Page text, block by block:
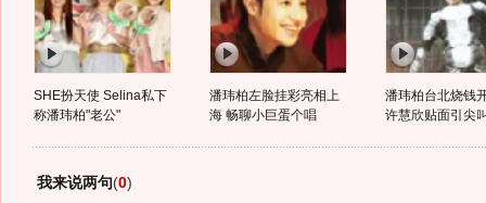
SHE扮天使 Selina私下
称潘玮柏"老公"
潘玮柏左脸挂彩亮相上
海 畅聊小巨蛋个唱
潘玮柏台北烧钱
许慧欣贴面引尖
我来说两句(0)